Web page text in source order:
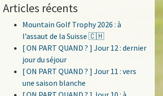
Articles récents
Mountain Golf Trophy 2026 : à
l’assaut de la Suisse 🇨🇭
[ ON PART QUAND ? ] Jour 12 : dernier
jour du séjour
[ ON PART QUAND ? ] Jour 11 : vers
une saison blanche